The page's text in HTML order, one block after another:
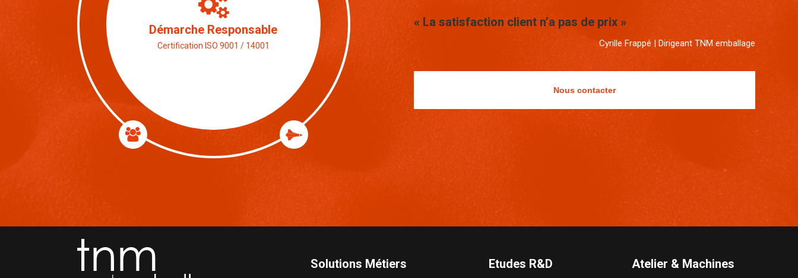
Fabricant, Transformateur, Expert
Européen
+ de 40 ans d’Expérience , + 40 personnes
« La satisfaction client n’a pas de prix »
Cyrille Frappé | Dirigeant TNM emballage
Nous contacter
Solutions Métiers Etudes R&D Atelier & Machines